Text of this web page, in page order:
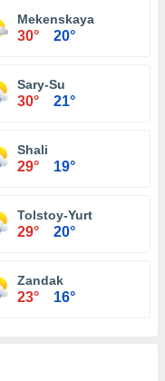
Mekenskaya
30° 20°
Sary-Su
30° 21°
Shali
29° 19°
Tolstoy-Yurt
29° 20°
Zandak
23° 16°